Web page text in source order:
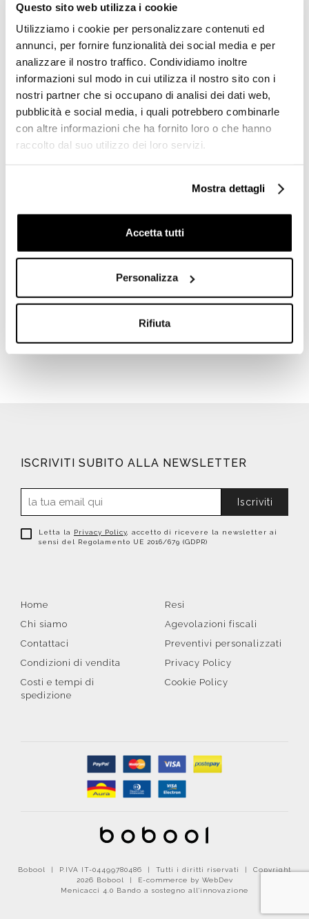
Questo sito web utilizza i cookie
Utilizziamo i cookie per personalizzare contenuti ed
annunci, per fornire funzionalità dei social media e per
analizzare il nostro traffico. Condividiamo inoltre
informazioni sul modo in cui utilizza il nostro sito con i
nostri partner che si occupano di analisi dei dati web,
pubblicità e social media, i quali potrebbero combinarle
con altre informazioni che ha fornito loro o che hanno
raccolto dal suo utilizzo dei loro servizi.
Mostra dettagli
Accetta tutti
Personalizza
Rifiuta
Gres porcellanato effetto
legno, Oak Naturale,
20X120 cm - Green Wood,
Blustyle
€ 30,89/MQ
Gres porcellanato effetto
legno, Bay Naturale,
20X120 - Green Wood,
Blustyle
€ 30,89/MQ
Battiscopa 10mm 7,5x60
Blustyle
€ 9,58/M
ISCRIVITI SUBITO ALLA NEWSLETTER
Iscriviti
Letta la Privacy Policy , accetto di ricevere la newsletter ai
sensi del Regolamento UE 2016/679 (GDPR)
Home
Chi siamo
Contattaci
Condizioni di vendita
Costi e tempi di
spedizione
Resi
Agevolazioni fiscali
Preventivi personalizzati
Privacy Policy
Cookie Policy
Bobool | P.IVA IT-04499780486 | Tutti i diritti riservati | Copyright
2026 Bobool |
E-commerce by WebDev
Menicacci 4.0 Bando a sostegno all'innovazione